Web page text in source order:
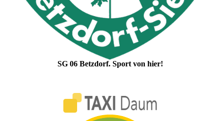
SG 06 Betzdorf. Sport von hier!